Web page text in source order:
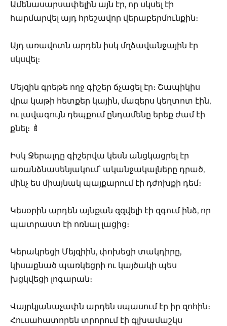
Ամենասարսափելին այն էր, որ սկսել էի
հարմարվել այդ հրեշավոր վերաբերմունքին։
Այդ առավոտն արդեն իսկ մղձավանջային էր
սկսվել։
Մեյզին գրեթե ողջ գիշեր ճչացել էր։ Շապիկիս
վրա կաթի հետքեր կային, մազերս կեղտոտ էին,
ու լավագույն դեպքում ընդամենը երեք ժամ էի
քնել։ 🍼
Իսկ Ջերալդը գիշերվա կեսն անցկացրել էր
առանձնասենյակում՝ ականջակալները դրած,
մինչ ես միայնակ պայքարում էի դժոխքի դեմ։
Կեսօրին արդեն այնքան զզվելի էի զգում ինձ, որ
պատրաստ էի ոռնալ լացից։
Կերակրեցի Մեյզիին, փոխեցի տակդիրը,
կիսաքնած պառկեցրի ու կայծակի պես
խցկվեցի լոգարան։
Վայրկյանաչափն արդեն սպասում էր իր զոհին։
Հուսահատորեն տրորում էի գլխամաշկս